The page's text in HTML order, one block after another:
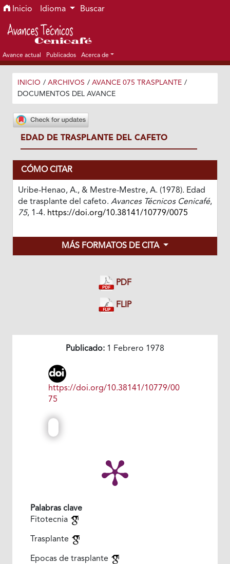
Ir al menú de navegación principal
Ir al contenido principal
Ir al pie de página del sitio
Inicio Idioma Buscar
Avance actual Publicados Acerca de
INICIO / ARCHIVOS / AVANCE 075 TRASPLANTE /
DOCUMENTOS DEL AVANCE
EDAD DE TRASPLANTE DEL CAFETO
CÓMO CITAR
Uribe-Henao, A., & Mestre-Mestre, A. (1978). Edad
de trasplante del cafeto. Avances Técnicos Cenicafé,
75, 1-4. https://doi.org/10.38141/10779/0075
MÁS FORMATOS DE CITA
PDF
FLIP
Publicado: 1 Febrero 1978
https://doi.org/10.38141/10779/00
75
Palabras clave
Fitotecnia
Trasplante
Epocas de trasplante